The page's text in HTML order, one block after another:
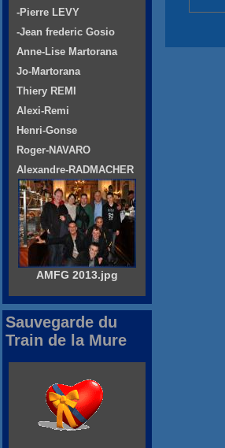
-Pierre LEVY
-Jean frederic Gosio
Anne-Lise Martorana
Jo-Martorana
Thiery REMI
Alexi-Remi
Henri-Gonse
Roger-NAVARO
Alexandre-RADMACHER
AMFG 2013.jpg
Sauvegarde du
Train de la Mure